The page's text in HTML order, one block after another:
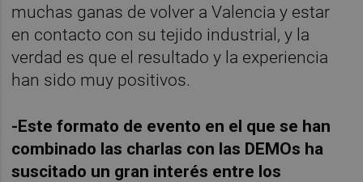
muchas ganas de volver a Valencia y estar
en contacto con su tejido industrial, y la
verdad es que el resultado y la experiencia
han sido muy positivos.
-Este formato de evento en el que se han
combinado las charlas con las DEMOs ha
suscitado un gran interés entre los